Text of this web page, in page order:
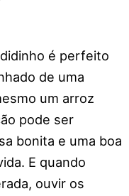
é perfeito
de uma
um arroz
pode ser
bonita e uma boa
E quando
ouvir os